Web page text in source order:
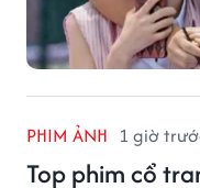
PHIM ẢNH 1 giờ
Top phim cổ